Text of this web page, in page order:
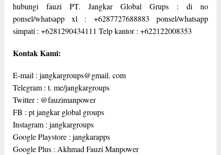
hubungi fauzi PT. Jangkar Global Grups : di no
ponsel/whatsapp xl : +6287727688883 ponsel/whatsapp
simpati : +6281290434111 Telp kantor : +622122008353
Kontak Kami:
E-mail : jangkargroups@gmail. com
Telegram : t. me/jangkargroups
Twitter : @fauzimanpower
FB : pt jangkar global groups
Instagram : jangkargroups
Google Playstore : jangkarapps
Google Plus : Akhmad Fauzi Manpower